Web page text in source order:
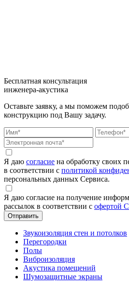
Бесплатная консультация
инженера-акустика
Оставьте заявку, а мы поможем
конструкцию под Вашу задачу.
Я даю согласие на обработку своих
в соответствии с политикой
персональных данных Сервиса.
Я даю согласие на получение
рассылок в соответствии с офертой
Звукоизоляция стен и потолков
Перегородки
Полы
Виброизоляция
Акустика помещений
Шумозащитные экраны